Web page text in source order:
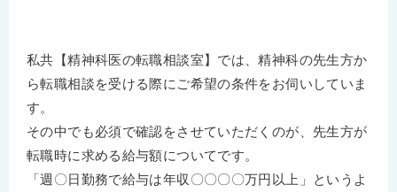
私共【精神科医の転職相談室】では、精神科の先生方か
ら転職相談を受ける際にご希望の条件をお伺いしていま
す。
その中でも必須で確認をさせていただくのが、先生方が
転職時に求める給与額についてです。
「週〇日勤務で給与は年収〇〇〇〇万円以上」というよ